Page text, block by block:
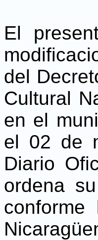
El
del
Cultural
en el
el 02 de
Diario
ordena